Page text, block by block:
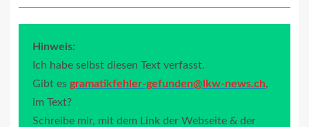
Hinweis:
Ich habe selbst diesen Text verfasst.
Gibt es gramatikfehler-gefunden@lkw-news.ch,
im Text?
Schreibe mir, mit dem Link der Webseite & der